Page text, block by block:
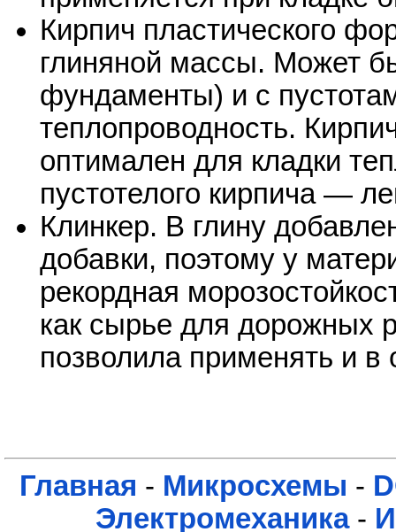
Кирпич пластического
глиняной массы. Может
фундаменты) и с
теплопроводность.
оптимален для кладки
пустотелого кирпича —
Клинкер. В глину
добавки, поэтому у
рекордная
как сырье для дорожных
позволила применять и в
Главная - Микросхемы -
Электромеханика-